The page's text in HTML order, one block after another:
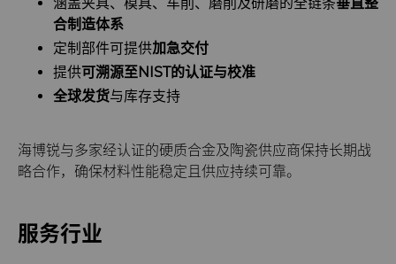
合制造体系
定制部件可提供加急交付
提供可溯源至NIST的认证与校准
全球发货与库存支持
海博锐与多家经认证的硬质合金及陶瓷供应商保持长期战
略合作，确保材料性能稳定且供应持续可靠。
服务行业